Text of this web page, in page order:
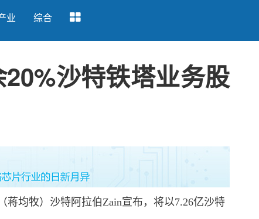
业 综合
沙特铁塔业务股
均牧）沙特阿拉伯Zain宣布，将以7.26亿沙特